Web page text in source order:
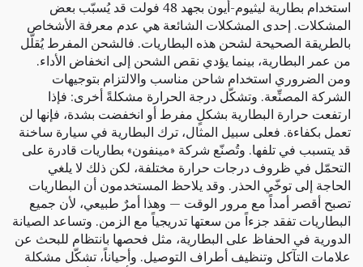
استخدام بطارية ليثيوم-أيون بجهد 48 فولت قد يُسبّب بعض
المشكلات. إحدى المشكلات الشائعة هي عدم معرفة الأشخاص
بالطريقة الصحيحة لشحن هذه البطاريات. فالشحن المفرط يُقلّل
من عمر البطارية، بينما يؤدي نقص الشحن إلى انخفاض الأداء.
ومن الضروري استخدام شاحن مناسب والالتزام بتوجيهات
الشركة المصنِّعة. وتشكّل درجة الحرارة مشكلةً أخرى: فإذا
ارتفعت حرارة البطارية بشكلٍ مفرط أو انخفضت بشدة، فإنها لن
تعمل بكفاءة. فعلى سبيل المثال، ترك البطارية في سيارة ساخنة
قد يتسبب في تلفها. وتُصنّع شركة «مينفون» بطاريات قادرة على
التحمّل في ظروف درجات حرارة مختلفة، لكن ذلك لا يلغي
الحاجة إلى توخّي الحذر. وقد يلاحظ المستخدمون أن البطاريات
تصبح أقصر أمداً مع مرور الوقت — وهذا أمرٌ طبيعي، لأن جميع
البطاريات تفقد جزءاً من سعتها تدريجياً مع الزمن. وتساعد الصيانة
الدورية في الحفاظ على البطارية، مثل فحصها بانتظام للبحث عن
علامات التآكل وتنظيف أطراف التوصيل. وأحياناً، تشكّل مشكلة